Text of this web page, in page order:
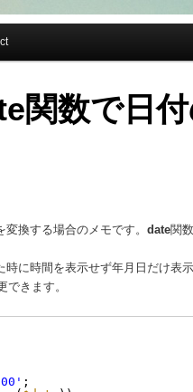
関数で日
変換する場合のメモです。 date関
に時間を表示せず年月日だけ表
きます。
;